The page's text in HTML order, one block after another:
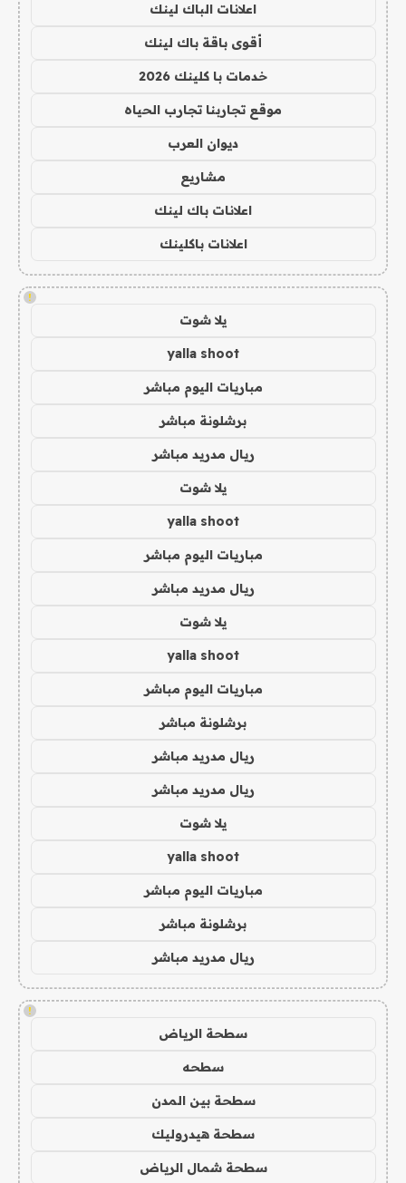
اعلانات الباك لينك
أقوى باقة باك لينك
خدمات با كلينك 2026
موقع تجاربنا تجارب الحياه
ديوان العرب
مشاريع
اعلانات باك لينك
اعلانات باكلينك
!
يلا شوت
yalla shoot
مباريات اليوم مباشر
برشلونة مباشر
ريال مدريد مباشر
يلا شوت
yalla shoot
مباريات اليوم مباشر
ريال مدريد مباشر
يلا شوت
yalla shoot
مباريات اليوم مباشر
برشلونة مباشر
ريال مدريد مباشر
ريال مدريد مباشر
يلا شوت
yalla shoot
مباريات اليوم مباشر
برشلونة مباشر
ريال مدريد مباشر
!
سطحة الرياض
سطحه
سطحة بين المدن
سطحة هيدروليك
سطحة شمال الرياض